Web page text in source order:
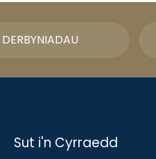
DERBYNIADAU
Sut i'n Cyrraedd